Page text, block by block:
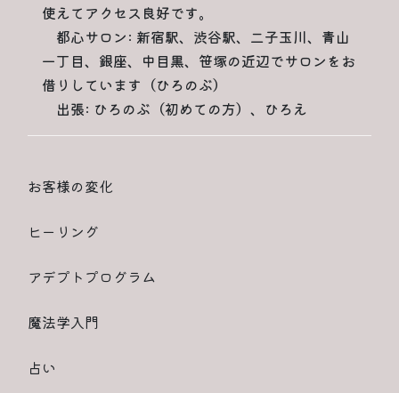
使えてアクセス良好です。
都心サロン: 新宿駅、渋谷駅、二子玉川、青山
一丁目、銀座、中目黒、笹塚の近辺でサロンをお
借りしています（ひろのぶ）
出張: ひろのぶ（初めての方）、ひろえ
お客様の変化
ヒーリング
アデプトプログラム
魔法学入門
占い